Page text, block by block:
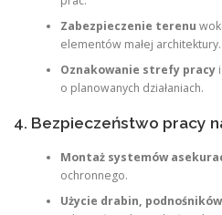
Zabezpieczenie terenu
elementów małej architektury.
Oznakowanie strefy pracyi
o planowanych działaniach.
4. Bezpieczeństwo pracy
Montaż systemów
ochronnego.
Użycie drabin,